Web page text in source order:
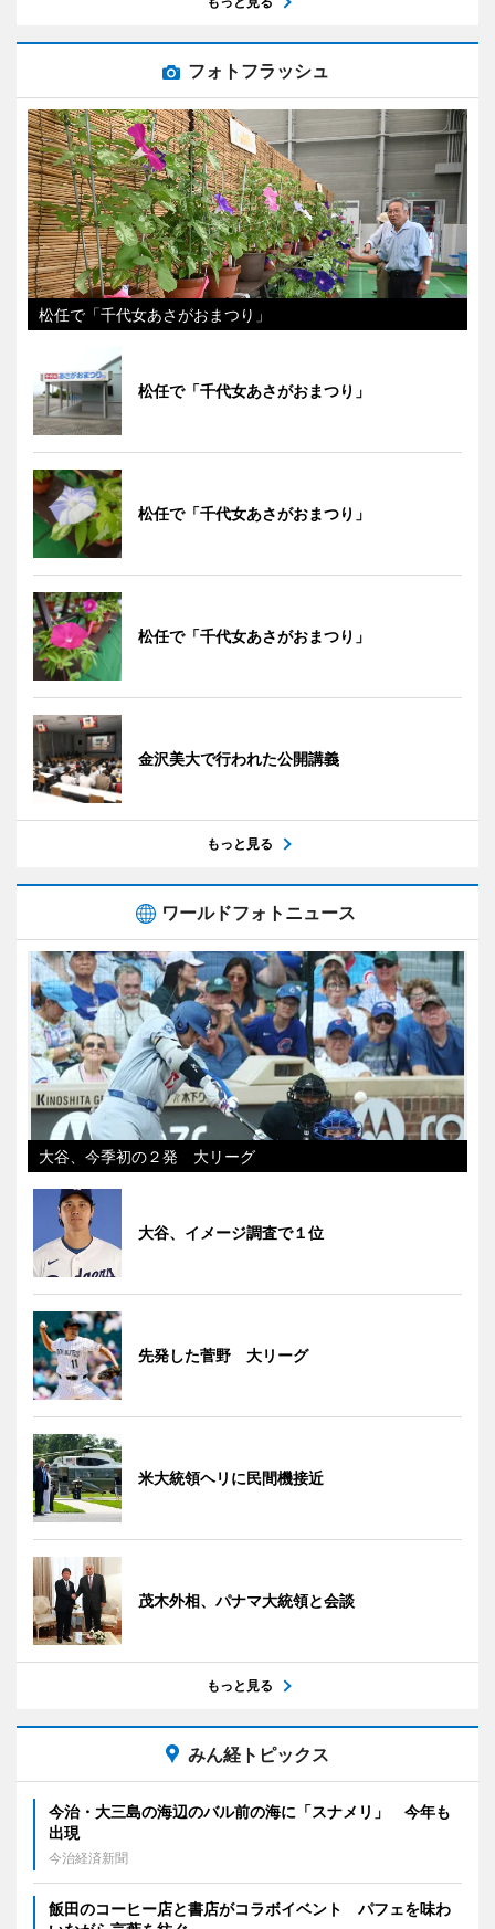
フォトフラッシュ
松任で「千代女あさがおまつり」
松任で「千代女あさがおまつり」
松任で「千代女あさがおまつり」
松任で「千代女あさがおまつり」
金沢美大で行われた公開講義
もっと見る
ワールドフォトニュース
大谷、今季初の２発 大リーグ
大谷、イメージ調査で１位
先発した菅野 大リーグ
米大統領ヘリに民間機接近
茂木外相、パナマ大統領と会談
もっと見る
みん経トピックス
今治・大三島の海辺のバル前の海に「スナメリ」 今年も
出現
今治経済新聞
飯田のコーヒー店と書店がコラボイベント パフェを味わ